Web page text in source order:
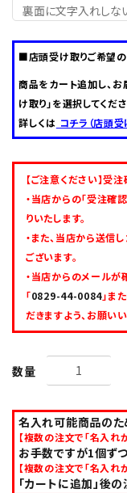
call 0829-44-
schedule
■店頭受け取りご希望
商品をカート追加し、
け取り」を選択してくださ
詳しくは コチラ（店頭受
【ご注意ください】受
・当店からの「受注確
りいたします。
・また、当店から送信
ございます。
・当店からのメール
「0829-44-0084」ま
だきますよう、お願いい
数量
名入れ可能商品のた
【複数の注文で「名入れが
お手数ですが1個ず
【複数の注文で「名入れが
「カートに追加」後